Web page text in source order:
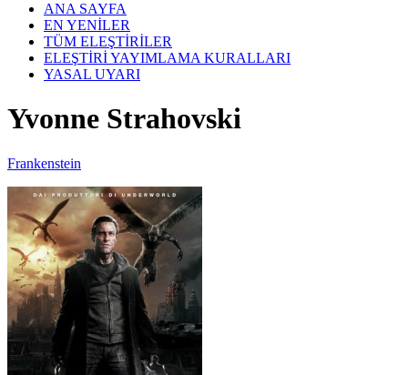
ANA SAYFA
EN YENİLER
TÜM ELEŞTİRİLER
ELEŞTİRİ YAYIMLAMA KURALLARI
YASAL UYARI
Yvonne Strahovski
Frankenstein